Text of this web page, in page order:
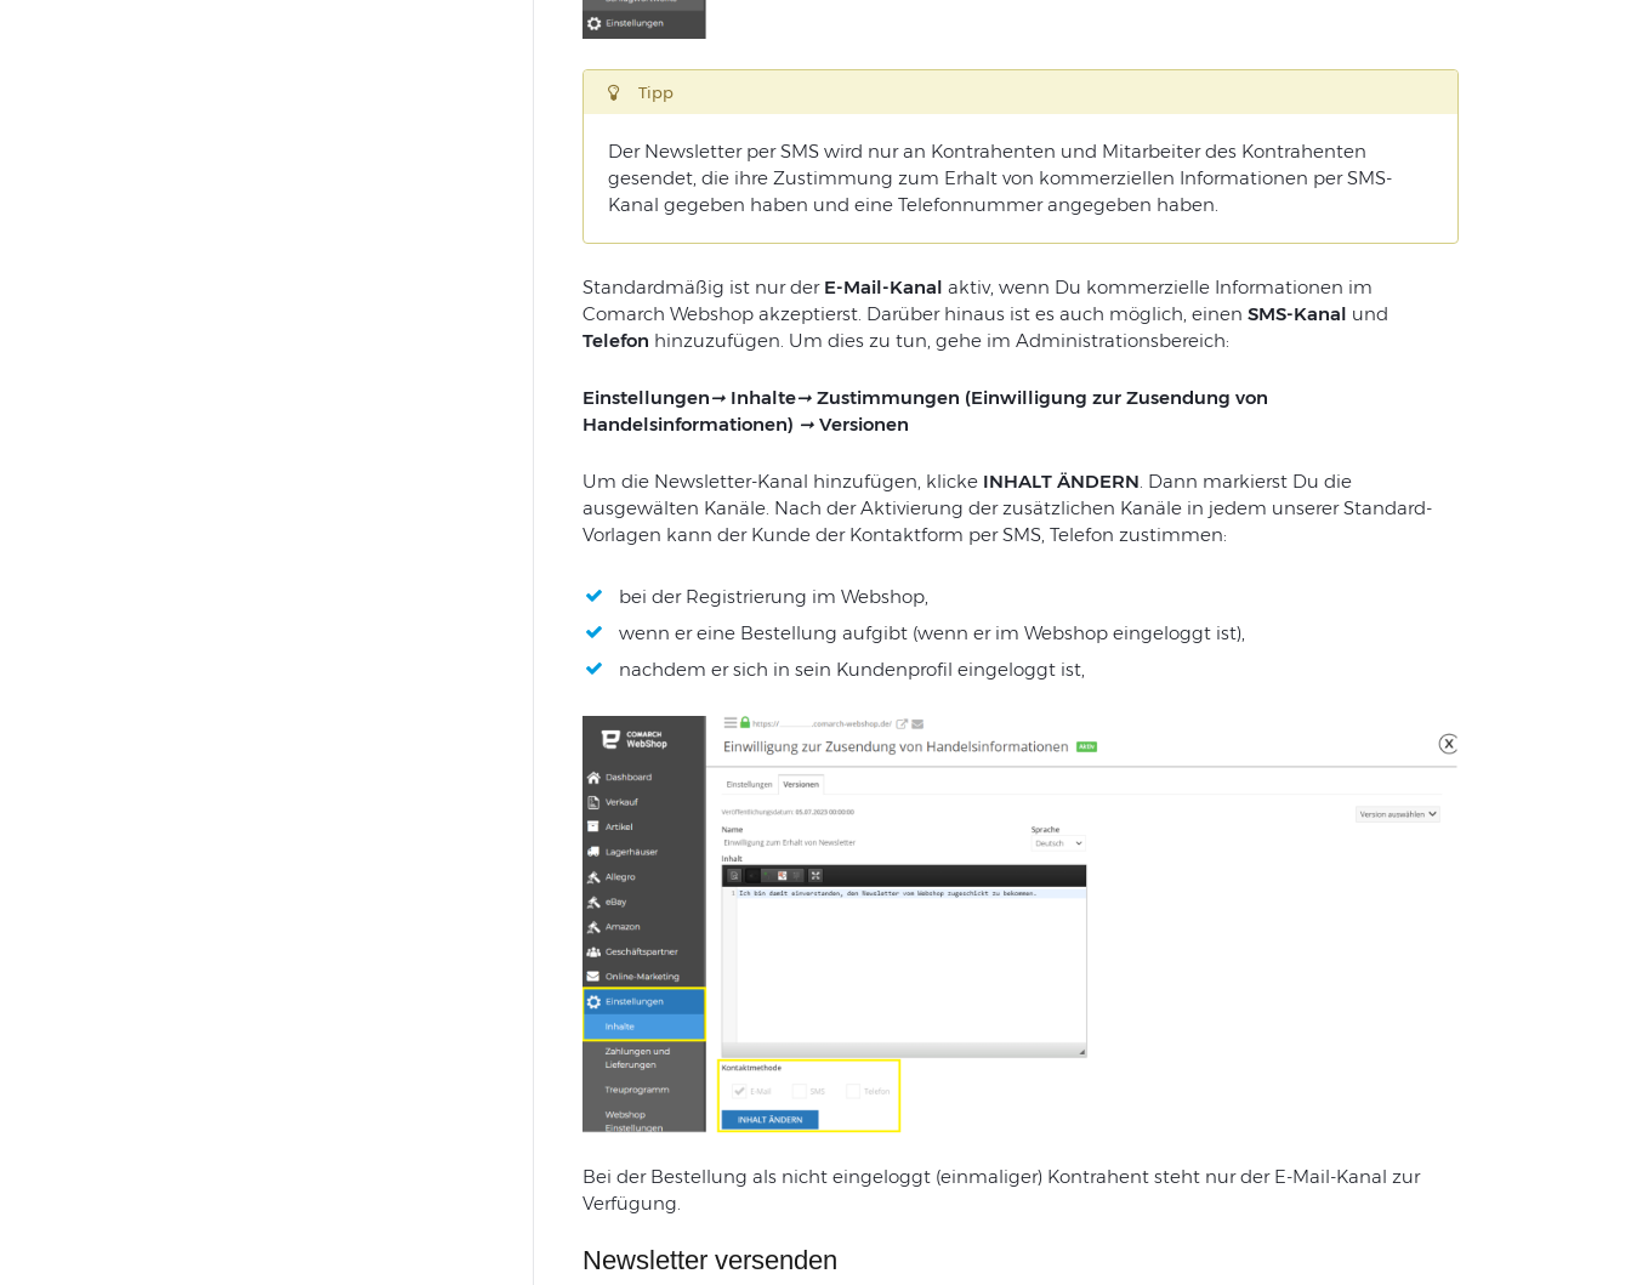
Tipp
Der Newsletter per SMS wird nur an Kontrahenten und Mitarbeiter des Kontrahenten
gesendet, die ihre Zustimmung zum Erhalt von kommerziellen Informationen per SMS-
Kanal gegeben haben und eine Telefonnummer angegeben haben.
Standardmäßig ist nur der E-Mail-Kanal aktiv, wenn Du kommerzielle Informationen im
Comarch Webshop akzeptierst. Darüber hinaus ist es auch möglich, einen SMS-Kanal und
Telefon hinzuzufügen. Um dies zu tun, gehe im Administrationsbereich:
Einstellungen➞ Inhalte➞Zustimmungen (Einwilligung zur Zusendung von
Handelsinformationen) ➞Versionen
Um die Newsletter-Kanal hinzufügen, klicke INHALT ÄNDERN. Dann markierst Du die
ausgewälten Kanäle. Nach der Aktivierung der zusätzlichen Kanäle in jedem unserer Standard-
Vorlagen kann der Kunde der Kontaktform per SMS, Telefon zustimmen:
bei der Registrierung im Webshop,
wenn ereine Bestellung aufgibt(wenn er im Webshop eingeloggtist),
nachdem ersich in sein Kundenprofil eingeloggtist,
Bei der Bestellung als nicht eingeloggt(einmaliger) Kontrahent steht nur der E-Mail-Kanal zur
Verfügung.
Newsletter versenden